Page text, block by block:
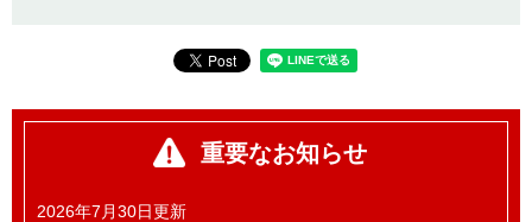
重要なお知らせ
2026年7月30日更新